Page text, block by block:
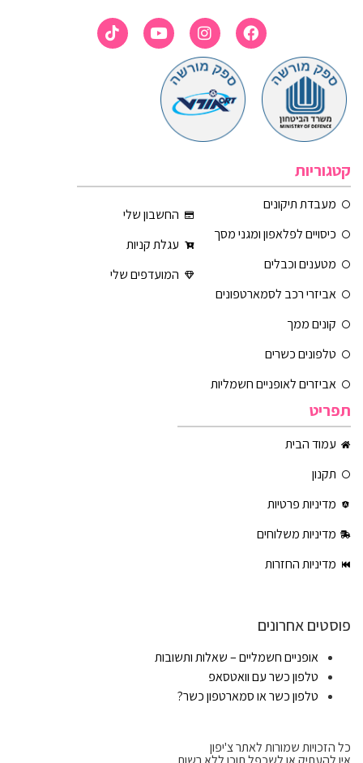
קטגוריות
מעבדת תיקונים
כיסויים לפלאפון ומגני מסך
מטענים וכבלים
אביזרי רכב לסמארטפונים
קונים ממך
טלפונים כשרים
אביזרים לאופניים חשמליות
החשבון שלי
עגלת קניות
המועדפים שלי
תפריט
עמוד הבית
תקנון
מדיניות פרטיות
מדיניות משלוחים
מדיניות החזרות
פוסטים אחרונים
אופניים חשמליים – שאלות ותשובות
טלפון כשר עם וואטסאפ
טלפון כשר או סמארטפון כשר?
כל הזכויות שמורות לאתר צ'יפון